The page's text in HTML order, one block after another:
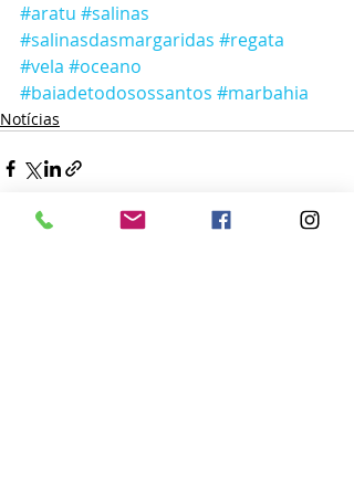
#aratu #salinas
#salinasdasmargaridas #regata
#vela #oceano
#baiadetodosossantos #marbahia
Notícias